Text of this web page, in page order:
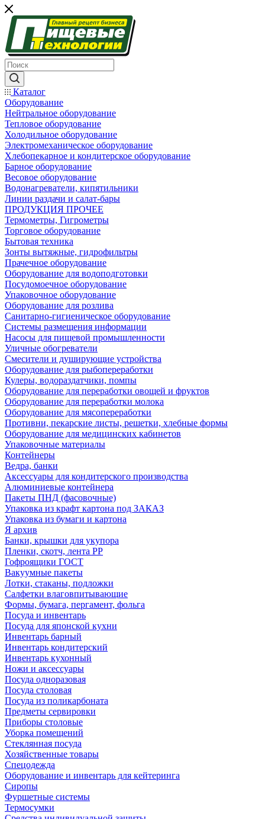
Каталог
Оборудование
Нейтральное оборудование
Тепловое оборудование
Холодильное оборудование
Электромеханическое оборудование
Хлебопекарное и кондитерское оборудование
Барное оборудование
Весовое оборудование
Водонагреватели, кипятильники
Линии раздачи и салат-бары
ПРОДУКЦИЯ ПРОЧЕЕ
Термометры, Гигрометры
Торговое оборудование
Бытовая техника
Зонты вытяжные, гидрофильтры
Прачечное оборудование
Оборудование для водоподготовки
Посудомоечное оборудование
Упаковочное оборудование
Оборудование для розлива
Санитарно-гигиеническое оборудование
Системы размещения информации
Насосы для пищевой промышленности
Уличные обогреватели
Смесители и душирующие устройства
Оборудование для рыбопереработки
Кулеры, водораздатчики, помпы
Оборудование для переработки овощей и фруктов
Оборудование для переработки молока
Оборудование для мясопереработки
Противни, пекарские листы, решетки, хлебные формы
Оборудование для медицинских кабинетов
Упаковочные материалы
Контейнеры
Ведра, банки
Аксессуары для кондитерского производства
Алюминиевые контейнера
Пакеты ПНД (фасовочные)
Упаковка из крафт картона под ЗАКАЗ
Упаковка из бумаги и картона
Я архив
Банки, крышки для укупора
Пленки, скотч, лента РР
Гофроящики ГОСТ
Вакуумные пакеты
Лотки, стаканы, подложки
Салфетки влаговпитывающие
Формы, бумага, пергамент, фольга
Посуда и инвентарь
Посуда для японской кухни
Инвентарь барный
Инвентарь кондитерский
Инвентарь кухонный
Ножи и аксессуары
Посуда одноразовая
Посуда столовая
Посуда из поликарбоната
Предметы сервировки
Приборы столовые
Уборка помещений
Стеклянная посуда
Хозяйственные товары
Спецодежда
Оборудование и инвентарь для кейтеринга
Сиропы
Фуршетные системы
Термосумки